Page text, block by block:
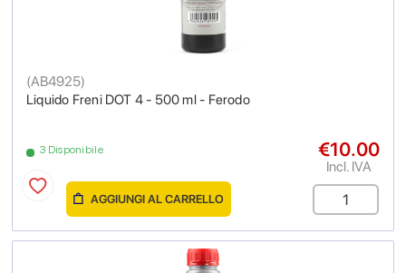
Liquido Freni DOT 4 - 500 ml - Ferodo
(AB4925)
3 Disponibile €10.00
Incl. IVA
AGGIUNGI AL CARRELLO